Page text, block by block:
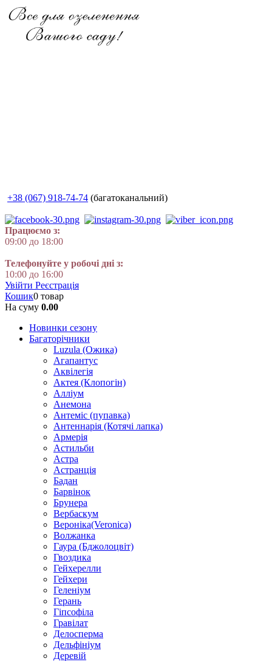
+38 (067) 918-74-74 (багатоканальний)
Працюємо з:
09:00 до 18:00
Телефонуйте у робочі дні з:
10:00 до 16:00
Увійти Реєстрація
Кошик0 товар
На суму 0.00
Новинки сезону
Багаторічники
Luzula (Ожика)
Агапантус
Аквілегія
Актея (Клопогін)
Алліум
Анемона
Антеміс (пупавка)
Антеннарія (Котячі лапка)
Армерія
Астильби
Астра
Астранція
Бадан
Барвінок
Брунера
Вербаскум
Вероніка(Veronica)
Волжанка
Гаура (Бджолоцвіт)
Гвоздика
Гейхерелли
Гейхери
Геленіум
Герань
Гіпсофіла
Гравілат
Делосперма
Дельфініум
Деревій